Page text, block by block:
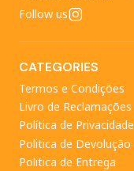
Follow us
CATEGORIES
Termos e Condições
Livro de Reclamações
Política de Privacidade
Politica de Devolução
Politica de Entrega